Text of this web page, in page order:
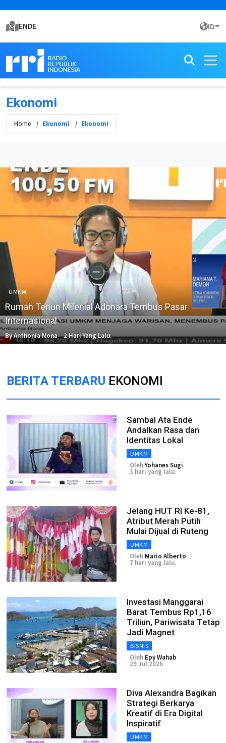
ENDE ID
Ekonomi
Home Ekonomi Ekonomi
UMKM
Rumah Tenun Milenial Adonara Tembus Pasar
Internasional
By Anthonia Nona 2 Hari Yang Lalu.
BERITA TERBARU EKONOMI
Sambal Ata Ende
Andalkan Rasa dan
Identitas Lokal
UMKM
OlehYohanes Sugi
3 hari yang lalu.
Jelang HUT RI Ke-81,
Atribut Merah Putih
Mulai Dijual di Ruteng
UMKM
Oleh Mario Alberto
7 hari yang lalu.
Investasi Manggarai
Barat Tembus Rp1,16
Triliun, Pariwisata Tetap
Jadi Magnet
BISNIS
Oleh Epy Wahab
29 Jul 2026
Diva Alexandra Bagikan
Strategi Berkarya
Kreatif di Era Digital
Inspiratif
UMKM